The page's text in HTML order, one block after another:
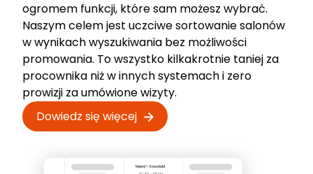
ogromem funkcji, które sam możesz wybrać.
Naszym celem jest uczciwe sortowanie salonów
w wynikach wyszukiwania bez możliwości
promowania. To wszystko kilkakrotnie taniej za
procownika niż w innych systemach i zero
prowizji za umówione wizyty.
Dowiedz się więcej